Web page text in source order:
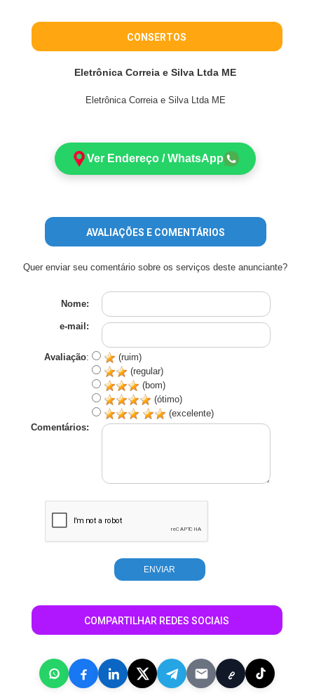
CONSERTOS
Eletrônica Correia e Silva Ltda ME
Eletrônica Correia e Silva Ltda ME
Ver Endereço / WhatsApp
AVALIAÇÕES E COMENTÁRIOS
Quer enviar seu comentário sobre os serviços deste anunciante?
Nome:
e-mail:
Avaliação:
(ruim)
(regular)
(bom)
(ótimo)
(excelente)
Comentários:
COMPARTILHAR REDES SOCIAIS